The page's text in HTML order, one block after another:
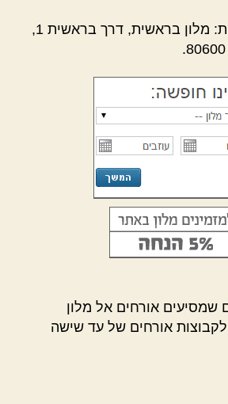
כתובת מלון בראשית: מלון בראשית, דרך בראשית 1,
שמסיעים אורחים אל מלון
אורחים של עד שישה